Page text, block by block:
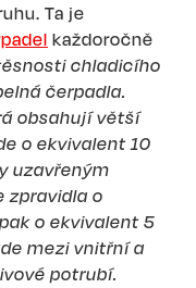
Ta je
každoročně
chladicího
čerpadla.
obsahují větší
o ekvivalent 10
uzavřeným
zpravidla o
o ekvivalent 5
mezi vnitřní a
potrubí.